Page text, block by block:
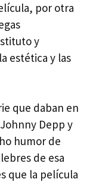
por otra
y
estética y las
que daban en
Depp y
humor de
de esa
que la película